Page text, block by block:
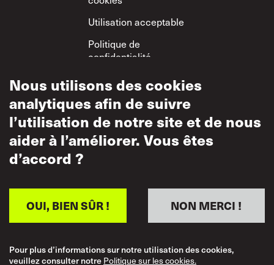
Utilisation acceptable
Politique de
confidentialité
Politique sur le
respect mutuel
Nous utilisons des cookies
analytiques afin de suivre
l’utilisation de notre site et de nous
aider à l’améliorer. Vous êtes
d’accord ?
NON MERCI !
OUI, BIEN SÛR !
Pour plus d’informations sur notre utilisation des cookies,
veuillez consulter notrePolitique sur les cookies.